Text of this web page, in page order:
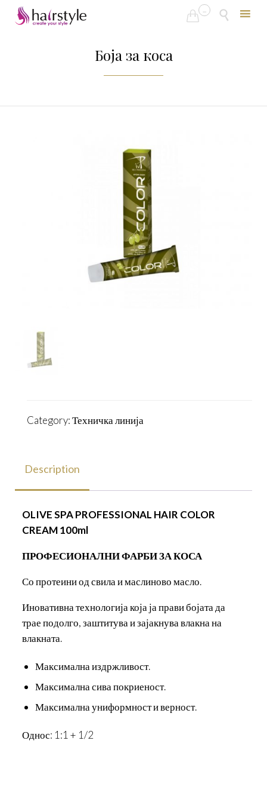
 ...

to
Боја за коса
Category:Техничка линија
Description
OLIVE SPA PROFESSIONAL HAIR COLOR
CREAM 100ml
ПРОФЕСИОНАЛНИ ФАРБИ ЗА КОСА
Со протеини од свила и маслиново масло.
Иновативна технологија која ја прави бојата да
трае подолго, заштитува и зајакнува влакна на
влакната.
Максимална издржливост.
Максимална сива покриеност.
Максимална униформност и верност.
Однос: 1:1 + 1/2